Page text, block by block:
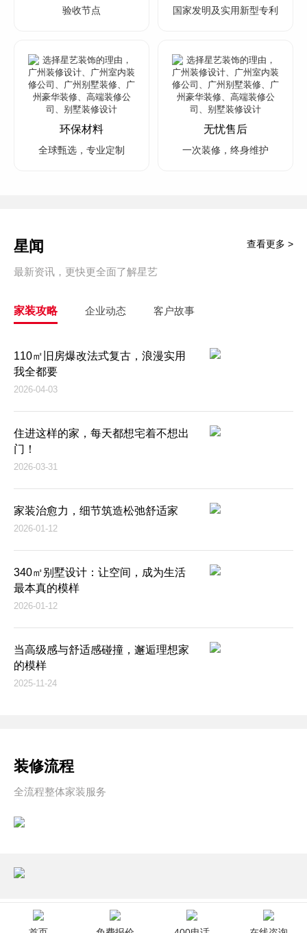
验收节点 国家发明及实用新型专利
环保材料
全球甄选，专业定制
无忧售后
一次装修，终身维护
星闻
最新资讯，更快更全面了解星艺
查看更多 >
家装攻略 企业动态 客户故事
110㎡旧房爆改法式复古，浪漫实用
我全都要
2026-04-03
住进这样的家，每天都想宅着不想出
门！
2026-03-31
家装治愈力，细节筑造松弛舒适家
2026-01-12
340㎡别墅设计：让空间，成为生活
最本真的模样
2026-01-12
当高级感与舒适感碰撞，邂逅理想家
的模样
2025-11-24
装修流程
全流程整体家装服务